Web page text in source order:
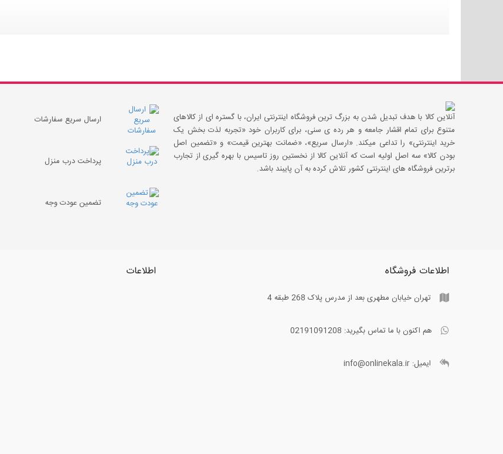
آنلاین کالا با هدف تبدیل شدن به بزرگ ترین فروشگاه اینترنتی ایران، با گستره ای از کالاهای
متنوع برای تمام اقشار جامعه و هر رده ی سنی، برای کاربران خود «تجربه لذت بخش یک
خرید اینترنتی» را تداعی میکند. «ارسال سریع»، «ضمانت بهترین قیمت» و «تضمین اصل
بودن کالا» سه اصل اولیه است که آنلاین کالا از نخستین روز تاسیس با بهره گیری از تجارب
برترین فروشگاه های اینترنتی کشور تلاش کرده به آن پایبند باشد.
ارسال سریع سفارشات
پرداخت درب منزل
تضمین عودت وجه
اطلاعات فروشگاه
تهران خیابان مطهری بعد از مدرس پلاک 268 طبقه 4
هم اکنون با ما تماس بگیرید: 02191091208
ایمیل: info@onlinekala.ir
اطلاعات